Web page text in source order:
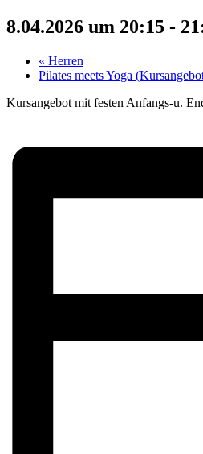
8.04.2026 um 20:15 -
« Herren
Pilates meets Yoga
Kursangebot mit festen Anfangs-u.